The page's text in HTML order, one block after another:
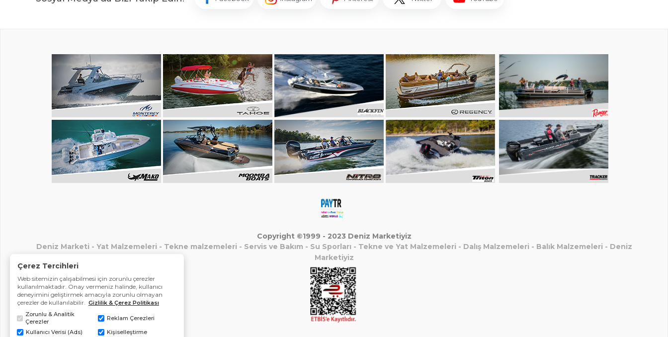
Copyright ©1999 - 2023 Deniz Marketiyiz
Deniz Marketi - Yat Malzemeleri - Tekne malzemeleri - Servis ve Bakım - Su Sporları - Tekne ve Yat Malzemeleri - Dalış Malzemeleri - Balık Malzemeleri - Deniz
Marketiyiz
Çerez Tercihleri
Web sitemizin çalışabilmesi için zorunlu çerezler
kullanılmaktadır. Onay vermeniz halinde, kullanıcı
deneyimini geliştirmek amacıyla zorunlu olmayan
çerezler de kullanılabilir. Gizlilik & Çerez Politikası
Zorunlu & Analitik
Çerezler
Reklam Çerezleri
Kullanıcı Verisi (Ads) Kişiselleştirme